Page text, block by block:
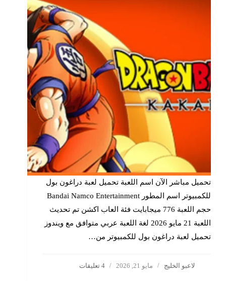
تحميل مباشر الآن اسم اللعبة تحميل لعبة دراغون بول
للكمبيوتر اسم المطور Bandai Namco Entertainment
حجم اللعبة 776 ميجابايت فئة العاب اكشن تم تحديث
اللعبة 21 مايو 2026 لغة اللعبة عربي متوافق مع ويندوز
تحميل لعبة دراغون بول للكمبيوتر من…
لاعبو الخليج مايو 21, 2026 4 تعليقات